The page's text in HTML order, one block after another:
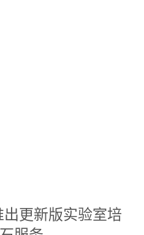
出更新版实验室培